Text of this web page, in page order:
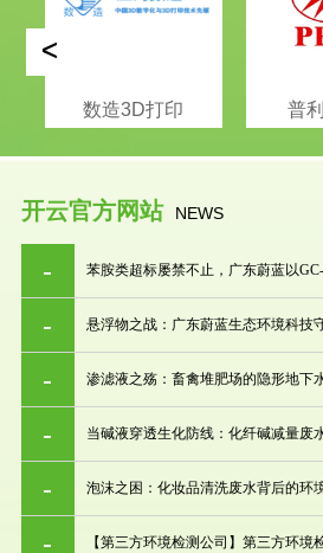
数造3D打印 普
<
开云官方网站 NEWS
苯胺类超标屡禁不止，广东蔚蓝以
悬浮物之战：广东蔚蓝生态环境科技
渗滤液之殇：畜禽堆肥场的隐形地下
当碱液穿透生化防线：化纤碱减量废
泡沫之困：化妆品清洗废水背后的环
【第三方环境检测公司】第三方环境